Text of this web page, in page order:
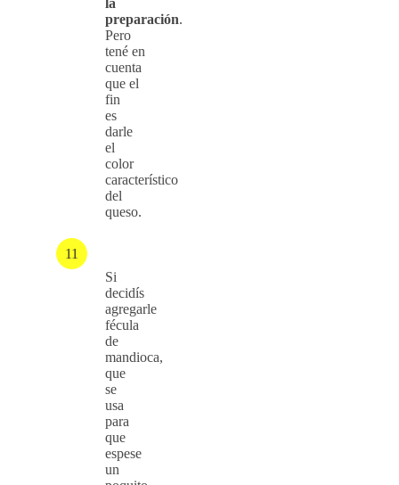
preparación.
Pero
tené en
cuenta
que el
fin
es
darle
el
color
característico
del
queso.
Si
decidís
agregarle
fécula
de
mandioca,
que
se
usa
para
que
espese
un